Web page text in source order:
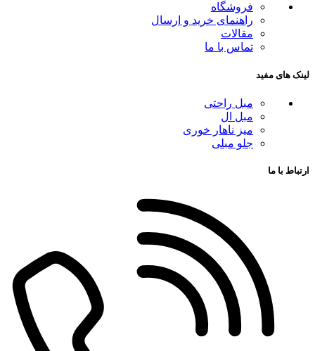
فروشگاه
راهنمای خرید و ارسال
مقالات
تماس با ما
لینک های مفید
مبل راحتی
مبل ال
میز ناهار خوری
جلو مبلی
ارتباط با ما